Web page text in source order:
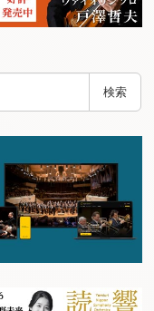
検索